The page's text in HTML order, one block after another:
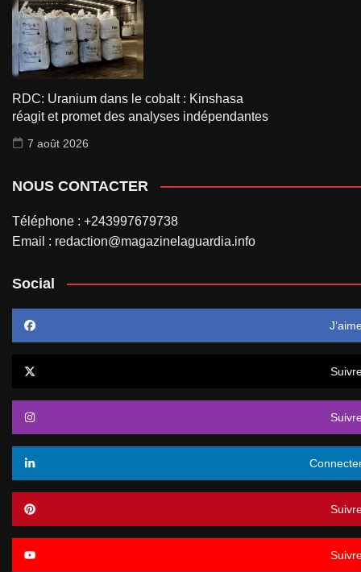
RDC: Uranium dans le cobalt : Kinshasa
réagit et promet des analyses indépendantes
7 août 2026
NOUS CONTACTER
Téléphone : +243997679738
Email : redaction@magazinelaguardia.info
Social